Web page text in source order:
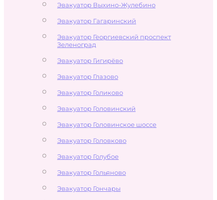
Эвакуатор Выхино-Жулебино
Эвакуатор Гагаринский
Эвакуатор Георгиевский проспект
Зеленоград
Эвакуатор Гигирёво
Эвакуатор Глазово
Эвакуатор Голиково
Эвакуатор Головинский
Эвакуатор Головинское шоссе
Эвакуатор Головково
Эвакуатор Голубое
Эвакуатор Гольяново
Эвакуатор Гончары